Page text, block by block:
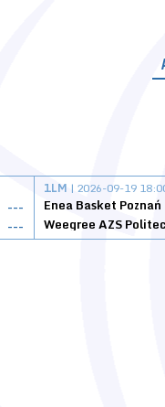
---
---
1LM | 2026-09-19
Enea Basket Poznań